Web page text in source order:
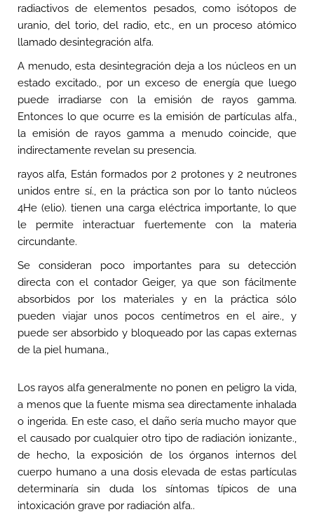
radiactivos de elementos pesados, como isótopos de
uranio, del torio, del radio, etc., en un proceso atómico
llamado desintegración alfa.
A menudo, esta desintegración deja a los núcleos en un
estado excitado., por un exceso de energía que luego
puede irradiarse con la emisión de rayos gamma.
Entonces lo que ocurre es la emisión de partículas alfa.,
la emisión de rayos gamma a menudo coincide, que
indirectamente revelan su presencia.
rayos alfa, Están formados por 2 protones y 2 neutrones
unidos entre sí., en la práctica son por lo tanto núcleos
4He (elio). tienen una carga eléctrica importante, lo que
le permite interactuar fuertemente con la materia
circundante.
Se consideran poco importantes para su detección
directa con el contador Geiger, ya que son fácilmente
absorbidos por los materiales y en la práctica sólo
pueden viajar unos pocos centímetros en el aire., y
puede ser absorbido y bloqueado por las capas externas
de la piel humana.,
Los rayos alfa generalmente no ponen en peligro la vida,
a menos que la fuente misma sea directamente inhalada
o ingerida. En este caso, el daño sería mucho mayor que
el causado por cualquier otro tipo de radiación ionizante.,
de hecho, la exposición de los órganos internos del
cuerpo humano a una dosis elevada de estas partículas
determinaría sin duda los síntomas típicos de una
intoxicación grave por radiación alfa..